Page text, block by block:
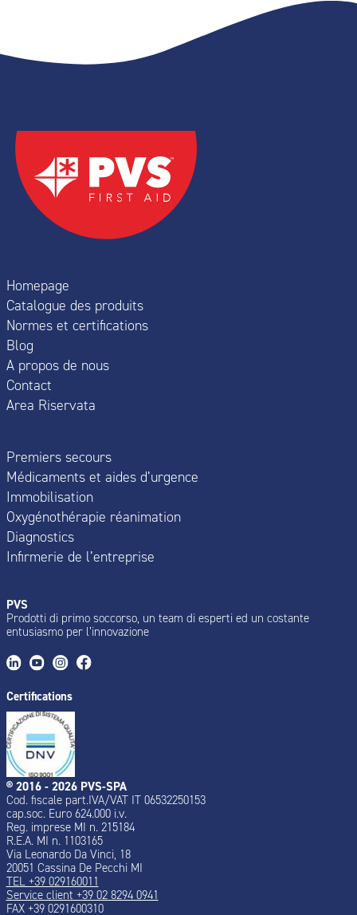
Homepage
Catalogue des produits
Normes et certifications
Blog
A propos de nous
Contact
Area Riservata
Premiers secours
Médicaments et aides d’urgence
Immobilisation
Oxygénothérapie réanimation
Diagnostics
Infirmerie de l’entreprise
PVS
Prodotti di primo soccorso, un team di esperti ed un costante
entusiasmo per l’innovazione
Certifications
® 2016 - 2026 PVS-SPA
Cod. fiscale part.IVA/VAT IT 06532250153
cap.soc. Euro 624.000 i.v.
Reg. imprese MI n. 215184
R.E.A. MI n. 1103165
Via Leonardo Da Vinci, 18
20051 Cassina De Pecchi MI
TEL +39 029160011
Service client +39 02 8294 0941
FAX +39 0291600310